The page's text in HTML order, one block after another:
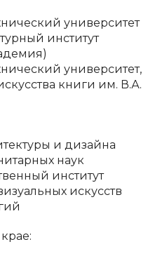
университет
институт
университет,
книги им. В.А.
и дизайна
наук
институт
искусств